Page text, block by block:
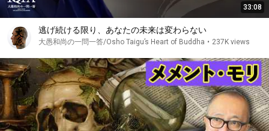
33:08
逃げ続ける限り、あなたの未来は変わらない
大愚和尚の一問一答/Osho Taigu’s Heart of Buddha • 237K views